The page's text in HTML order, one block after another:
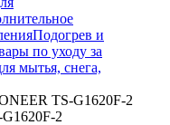
Подогрев и
по уходу за
мытья, снега,
TS-G1620F-2
2